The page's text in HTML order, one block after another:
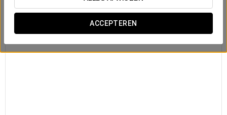
ACCEPTEREN